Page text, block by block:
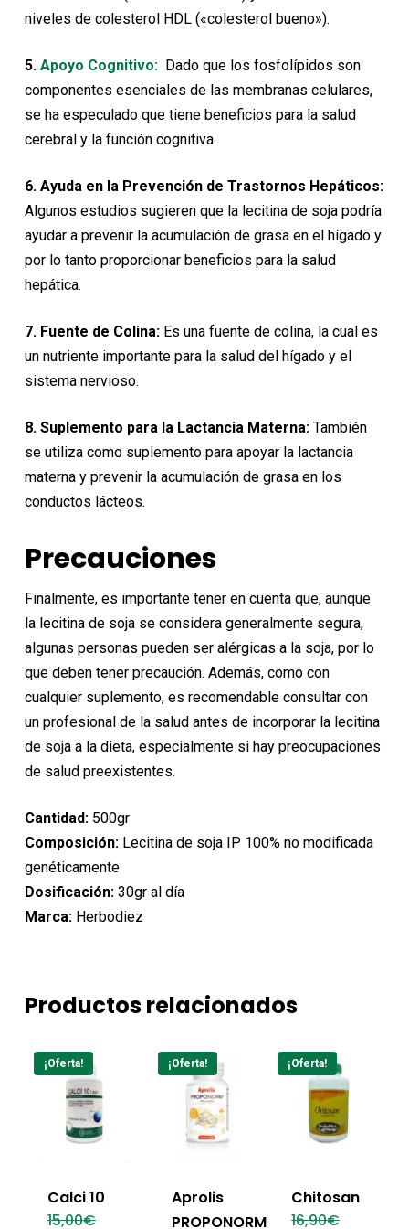
niveles de colesterol HDL («colesterol bueno»).
5. Apoyo Cognitivo:Dado que los fosfolípidos son
componentes esenciales de las membranas celulares,
se ha especulado que tiene beneficios para la salud
cerebral y la función cognitiva.
6. Ayuda en la Prevención de Trastornos Hepáticos:
Algunos estudios sugieren que la lecitina de soja podría
ayudar a prevenir la acumulación de grasa en el hígado y
por lo tanto proporcionar beneficios para la salud
hepática.
7. Fuente de Colina:Es una fuente de colina, la cual es
un nutriente importante para la salud del hígado y el
sistema nervioso.
8. Suplemento para la Lactancia Materna:También
se utiliza como suplemento para apoyar la lactancia
materna y prevenir la acumulación de grasa en los
conductos lácteos.
Precauciones
Finalmente, es importante tener en cuenta que, aunque
la lecitina de soja se considera generalmente segura,
algunas personas pueden ser alérgicas a la soja, por lo
que deben tener precaución. Además, como con
cualquier suplemento, es recomendable consultar con
un profesional de la salud antes de incorporar la lecitina
de soja a la dieta, especialmente si hay preocupaciones
de salud preexistentes.
Cantidad:500gr
Composición:Lecitina de soja IP 100% no modificada
genéticamente
Dosificación:30gr al día
Marca:Herbodiez
Productos relacionados
¡Oferta!
Calci 10
15,00€El
¡Oferta!
Aprolis
PROPONORM
¡Oferta!
Chitosan
16,90€El